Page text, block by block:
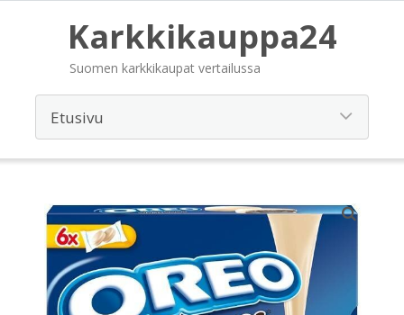
Karkkikauppa24
Suomen karkkikaupat vertailussa